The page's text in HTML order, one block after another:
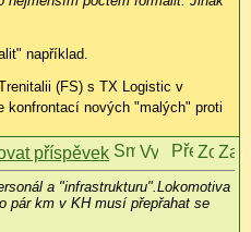
například.
(FS) s TX Logistic v
konfrontací nových "malých" proti
a "infrastrukturu".Lokomotiva
pár km v KH musí přepřahat se